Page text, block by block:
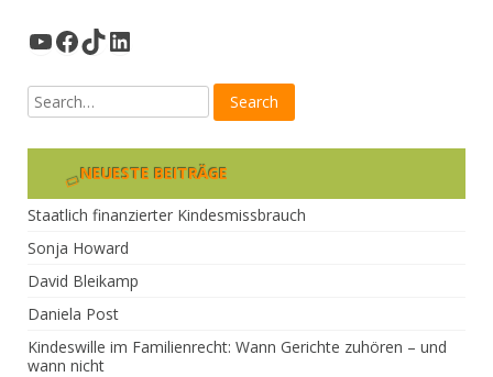
YouTube
Facebook
TikTok
LinkedIn
NEUESTE BEITRÄGE
Staatlich finanzierter Kindesmissbrauch
Sonja Howard
David Bleikamp
Daniela Post
Kindeswille im Familienrecht: Wann Gerichte zuhören – und
wann nicht